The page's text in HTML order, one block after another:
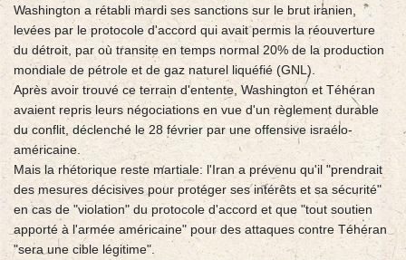
Washington a rétabli mardi ses sanctions sur le brut iranien,
levées par le protocole d'accord qui avait permis la réouverture
du détroit, par où transite en temps normal 20% de la production
mondiale de pétrole et de gaz naturel liquéfié (GNL).
Après avoir trouvé ce terrain d'entente, Washington et Téhéran
avaient repris leurs négociations en vue d'un règlement durable
du conflit, déclenché le 28 février par une offensive israélo-
américaine.
Mais la rhétorique reste martiale: l'Iran a prévenu qu'il "prendrait
des mesures décisives pour protéger ses intérêts et sa sécurité"
en cas de "violation" du protocole d'accord et que "tout soutien
apporté à l'armée américaine" pour des attaques contre Téhéran
"sera une cible légitime".